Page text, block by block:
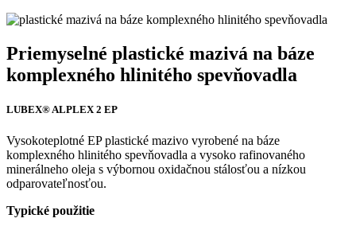
Priemyselné plastické mazivá na báze
komplexného hlinitého spevňovadla
LUBEX® ALPLEX 2 EP
Vysokoteplotné EP plastické mazivo vyrobené na báze
komplexného hlinitého spevňovadla a vysoko rafinovaného
minerálneho oleja s výbornou oxidačnou stálosťou a nízkou
odparovateľnosťou.
Typické použitie